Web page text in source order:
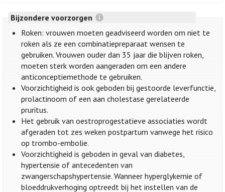
Bijzondere voorzorgen
Roken: vrouwen moeten geadviseerd worden om niet te
roken als ze een combinatiepreparaat wensen te
gebruiken. Vrouwen ouder dan 35 jaar die blijven roken,
moeten sterk worden aangeraden om een andere
anticonceptiemethode te gebruiken.
Voorzichtigheid is ook geboden bij gestoorde leverfunctie,
prolactinoom of een aan cholestase gerelateerde
pruritus.
Het gebruik van oestroprogestatieve associaties wordt
afgeraden tot zes weken postpartum vanwege het risico
op trombo-embolie.
Voorzichtigheid is geboden in geval van diabetes,
hypertensie of antecedenten van
zwangerschapshypertensie. Wanneer hyperglykemie of
bloeddrukverhoging optreedt bij het instellen van de